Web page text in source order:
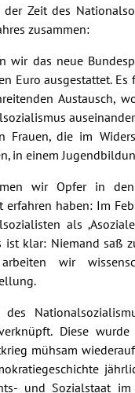
der Zeit des
zusammen:
wir das neue
Euro ausgestattet.
Austausch,
Frauen, die im
in einem
wir Opfer in
erfahren haben: Im
als
ist klar: Niemand saß
wir
des
Diese
mühsam
und Sozialstaat